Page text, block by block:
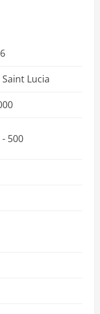
Saint Lucia
- 500